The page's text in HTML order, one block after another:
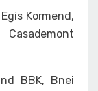
Kormend,
BBK, Bnei